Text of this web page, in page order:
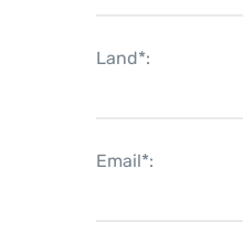
Land*:
Email*: